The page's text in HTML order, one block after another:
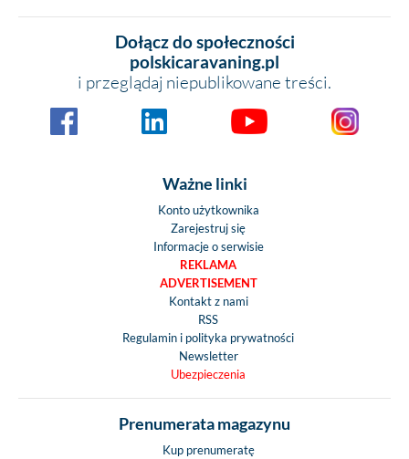
Dołącz do społeczności
polskicaravaning.pl
i przeglądaj niepublikowane treści.
Ważne linki
Konto użytkownika
Zarejestruj się
Informacje o serwisie
REKLAMA
ADVERTISEMENT
Kontakt z nami
RSS
Regulamin i polityka prywatności
Newsletter
Ubezpieczenia
Prenumerata magazynu
Kup prenumeratę